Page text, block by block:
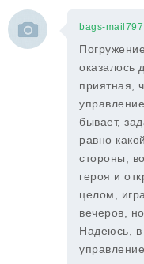
bags-mail797
оказалось
приятная,
бывает,
равно
стороны,
героя и
целом,
вечеров,
Надеюсь, в